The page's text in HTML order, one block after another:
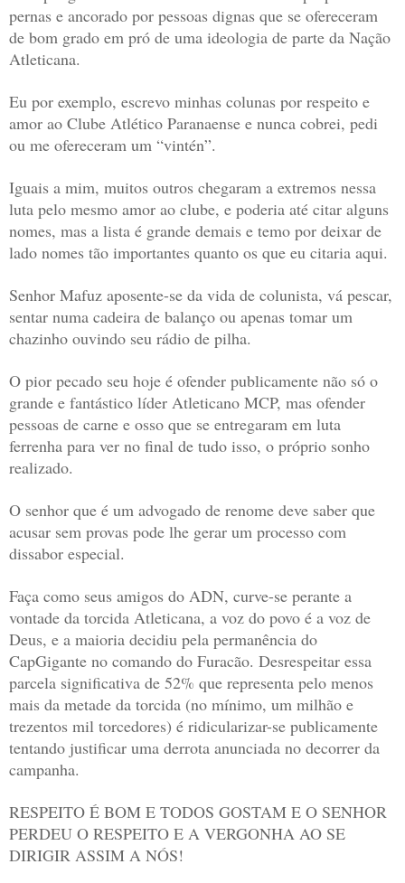
pernas e ancorado por pessoas dignas que se ofereceram
de bom grado em pró de uma ideologia de parte da Nação
Atleticana.
Eu por exemplo, escrevo minhas colunas por respeito e
amor ao Clube Atlético Paranaense e nunca cobrei, pedi
ou me ofereceram um “vintén”.
Iguais a mim, muitos outros chegaram a extremos nessa
luta pelo mesmo amor ao clube, e poderia até citar alguns
nomes, mas a lista é grande demais e temo por deixar de
lado nomes tão importantes quanto os que eu citaria aqui.
Senhor Mafuz aposente-se da vida de colunista, vá pescar,
sentar numa cadeira de balanço ou apenas tomar um
chazinho ouvindo seu rádio de pilha.
O pior pecado seu hoje é ofender publicamente não só o
grande e fantástico líder Atleticano MCP, mas ofender
pessoas de carne e osso que se entregaram em luta
ferrenha para ver no final de tudo isso, o próprio sonho
realizado.
O senhor que é um advogado de renome deve saber que
acusar sem provas pode lhe gerar um processo com
dissabor especial.
Faça como seus amigos do ADN, curve-se perante a
vontade da torcida Atleticana, a voz do povo é a voz de
Deus, e a maioria decidiu pela permanência do
CapGigante no comando do Furacão. Desrespeitar essa
parcela significativa de 52% que representa pelo menos
mais da metade da torcida (no mínimo, um milhão e
trezentos mil torcedores) é ridicularizar-se publicamente
tentando justificar uma derrota anunciada no decorrer da
campanha.
RESPEITO É BOM E TODOS GOSTAM E O SENHOR
PERDEU O RESPEITO E A VERGONHA AO SE
DIRIGIR ASSIM A NÓS!